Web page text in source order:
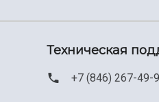
Техническая
+7 (846) 267-49-